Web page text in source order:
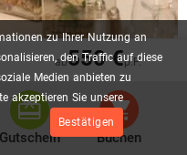
zu Ihrer Nutzung an
den Traffic auf diese
Medien anbieten zu
akzeptieren Sie unsere
Bestätigen
ab550 €p.P.
Gutschein Buchen